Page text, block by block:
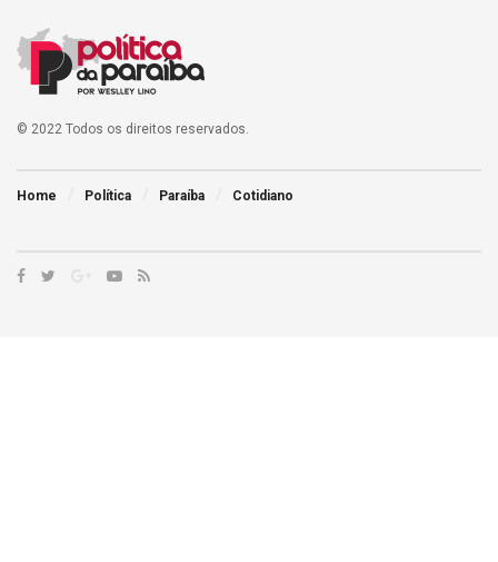
© 2022 Todos os direitos reservados.
Home Política Paraíba Cotidiano